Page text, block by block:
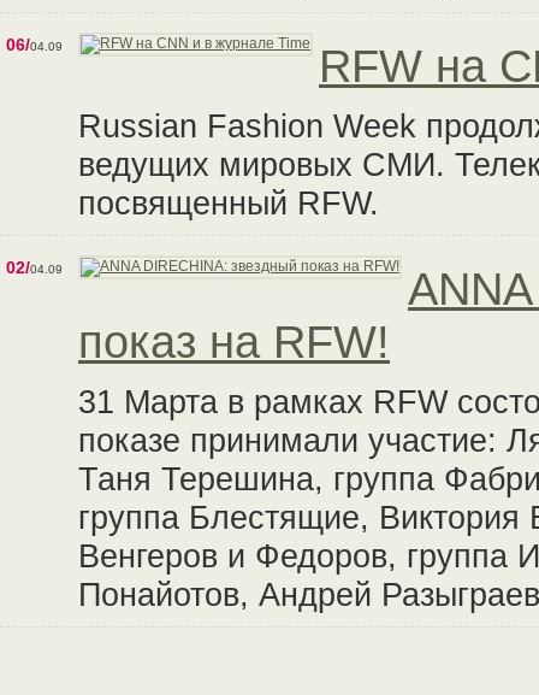
06/04.09 RFW на
Russian Fashion Week
ведущих мировых СМИ.
посвященный RFW.
02/04.09
показ на RFW!
31 Марта в рамках RFW
показе принимали участие:
Таня Терешина, группа
группа Блестящие,
Венгеров и Федоров, группа
Понайотов, Андрей